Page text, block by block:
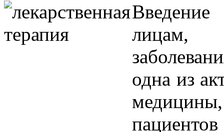
лицам,
одна из